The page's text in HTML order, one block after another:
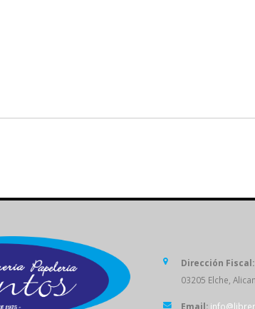
Dirección Fiscal:
03205 Elche,
Email: